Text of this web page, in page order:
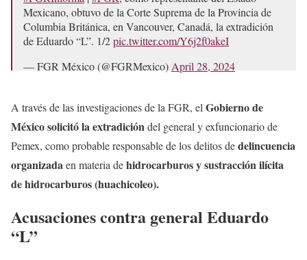
Mexicano, obtuvo de la Corte Suprema de la Provincia de
Columbia Británica, en Vancouver, Canadá, la extradición
de Eduardo “L”. 1/2pic.twitter.com/Y6j2f0akeI
— FGR México (@FGRMexico) April 28, 2024
A través de las investigaciones de la FGR, el Gobierno de
México solicitó la extradicióndel general y exfuncionario de
Pemex, como probable responsable de los delitos dedelincuencia
organizadaen materia dehidrocarburos y sustracción ilícita
de hidrocarburos (huachicoleo).
Acusaciones contra general Eduardo
“L”